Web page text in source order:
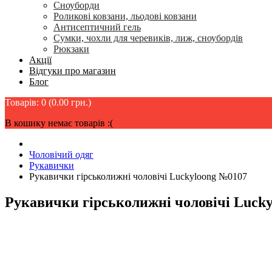
Сноуборди
Роликові ковзани, льодові ковзани
Антисептичний гель
Сумки, чохли для черевиків, лиж, сноубордів
Рюкзаки
Акції
Відгуки про магазин
Блог
Товарів: 0 (0.00 грн.)
В кошику немає товарів :(
Чоловічий одяг
Рукавички
Рукавички гірськолижні чоловічі Luckyloong №0107
Рукавички гірськолижні чоловічі